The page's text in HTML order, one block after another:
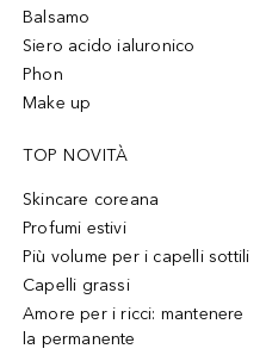
Balsamo
Siero acido ialuronico
Phon
Make up
TOP NOVITÀ
Skincare coreana
Profumi estivi
Più volume per i capelli sottili
Capelli grassi
Amore per i ricci: mantenere
la permanente